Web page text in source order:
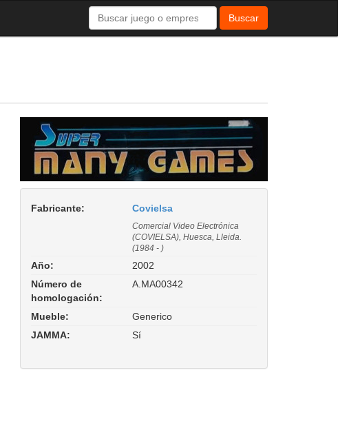
Buscar
Fabricante: Covielsa
Comercial Video Electrónica
(COVIELSA), Huesca, Lleida.
(1984 - )
Año:
2002
Número de
homologación:
A.MA00342
Mueble:
Generico
JAMMA:
Sí